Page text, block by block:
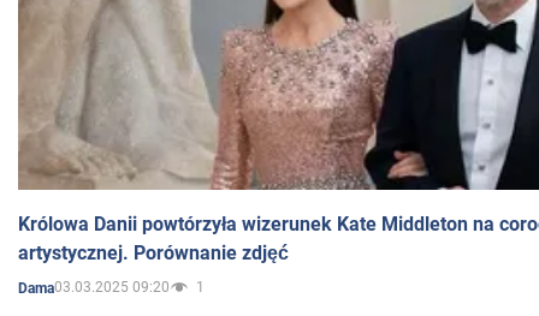
Królowa Danii powtórzyła wizerunek Kate Middleton na
artystycznej. Porównanie zdjęć
Dama03.03.2025 09:20 1